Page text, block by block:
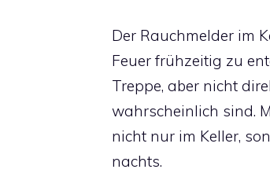
Der Rauchmelder im
Feuer frühzeitig zu
Treppe, aber nicht
wahrscheinlich sind.
nicht nur im Keller,
nachts.